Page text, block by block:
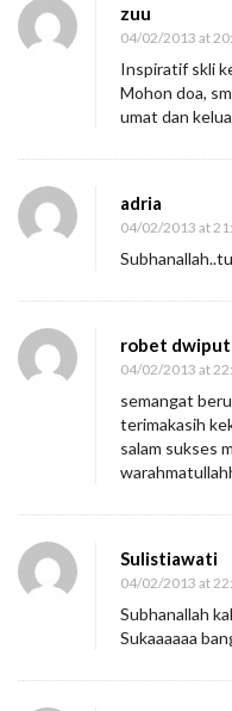
zuu
04/02/2013 at
Inspiratif skli
Mohon doa,
umat dan
adria
04/02/2013 at
robet
04/02/2013 at
semangat
terimakasih
salam sukses
Sulistiawati
04/02/2013 at
Subhanallah
Sukaaaaaa